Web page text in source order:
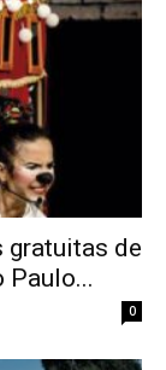
gratuitas de
Paulo...
0